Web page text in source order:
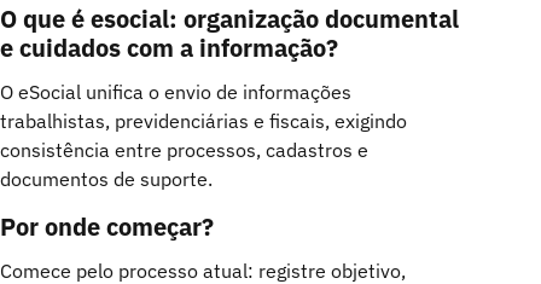
O que é esocial: organização documental
e cuidados com a informação?
O eSocial unifica o envio de informações
trabalhistas, previdenciárias e fiscais, exigindo
consistência entre processos, cadastros e
documentos de suporte.
Por onde começar?
Comece pelo processo atual: registre objetivo,